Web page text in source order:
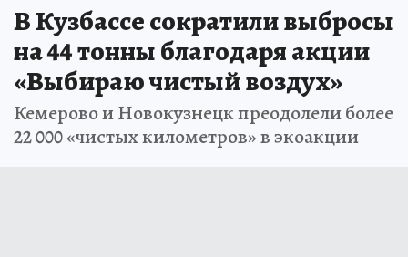
В Кузбассе сократили выбросы
на 44 тонны благодаря акции
«Выбираю чистый воздух»
Кемерово и Новокузнецк преодолели более
22 000 «чистых километров» в экоакции